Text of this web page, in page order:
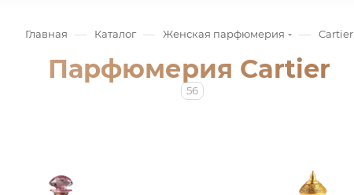
Главная — Каталог — Женская парфюмерия — Cartier
Парфюмерия Cartier
56